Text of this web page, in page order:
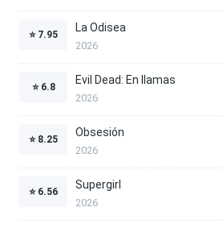
⭐ 7.95
La Odisea
2026
⭐ 6.8
Evil Dead: En llamas
2026
⭐ 8.25
Obsesión
2026
⭐ 6.56
Supergirl
2026